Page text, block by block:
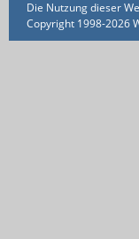
Die Nutzung dieser
Copyright 1998-2026